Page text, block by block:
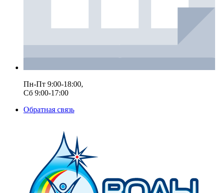
Пн-Пт 9:00-18:00,
Сб 9:00-17:00
Обратная связь